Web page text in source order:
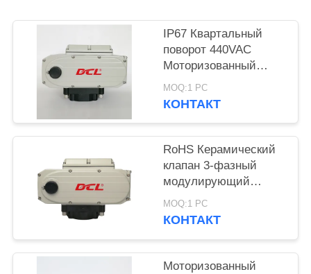
КАРТА
САЙТА
PRIVACY
IP67 Квартальный
поворот 440VAC
Моторизованный
клапанный
приводящий
MOQ:1 PC
КОНТАКТ
RoHS Керамический
клапан 3-фазный
модулирующий
клапан
MOQ:1 PC
КОНТАКТ
Моторизованный